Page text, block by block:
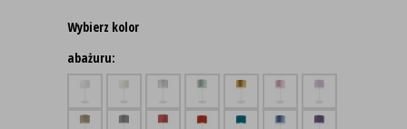
Wybierz kolor
abażuru: